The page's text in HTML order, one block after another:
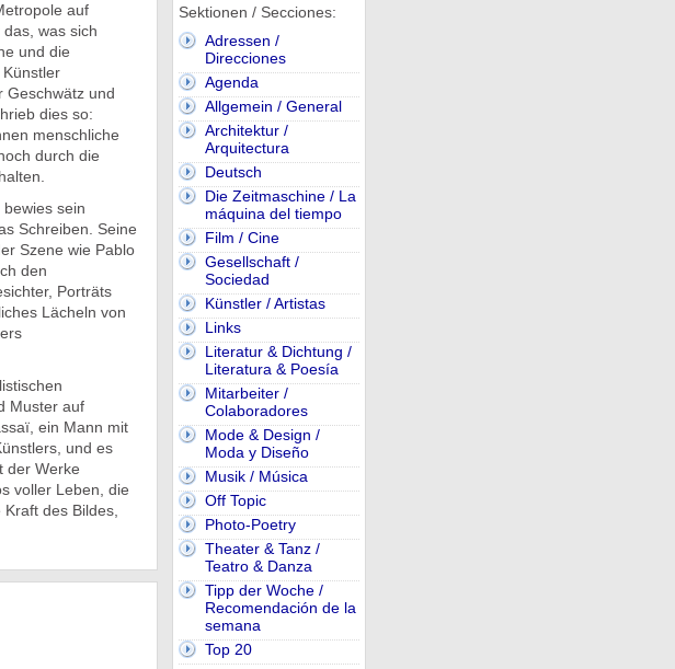
auf
was sich
und die
Geschwätz und
dies so:
menschliche
durch die
sein
Schreiben. Seine
Szene wie Pablo
den
Porträts
Lächeln von
Muster auf
ein Mann mit
und es
der Werke
voller Leben, die
des Bildes,
Sektionen / Secciones:
Adressen /
Direcciones
Agenda
Allgemein / General
Architektur /
Arquitectura
Deutsch
Die Zeitmaschine / La
máquina del tiempo
Film / Cine
Gesellschaft /
Sociedad
Künstler / Artistas
Links
Literatur & Dichtung /
Literatura & Poesía
Mitarbeiter /
Colaboradores
Mode & Design /
Moda y Diseño
Musik / Música
Off Topic
Photo-Poetry
Theater & Tanz /
Teatro & Danza
Tipp der Woche /
Recomendación de la
semana
Top 20